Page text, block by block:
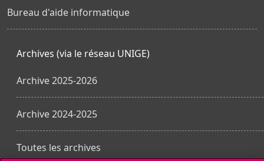
Bureau d'aide informatique
Archives (via le réseau UNIGE)
Archive 2025-2026
Archive 2024-2025
Toutes les archives